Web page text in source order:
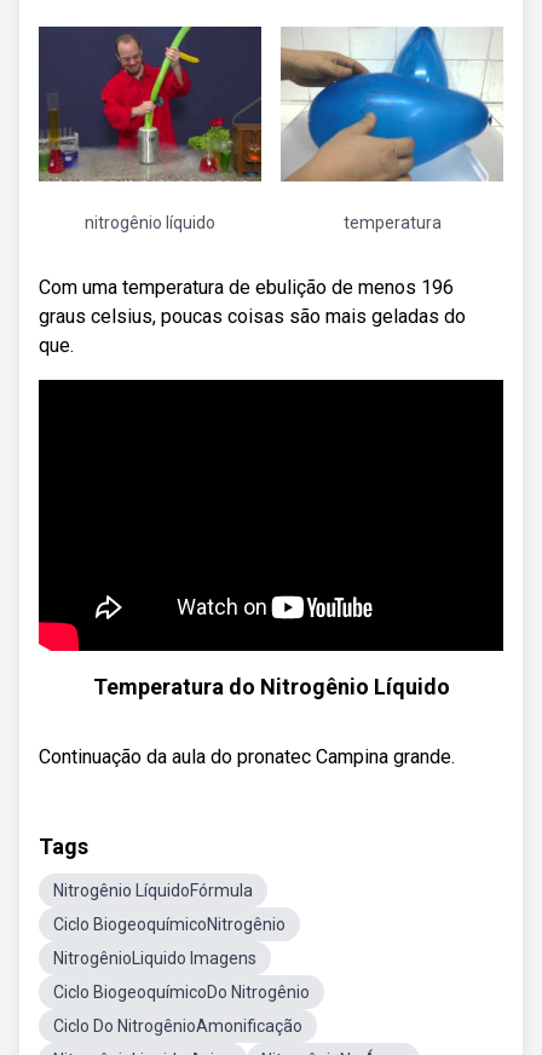
nitrogênio líquido temperatura
Com uma temperatura de ebulição de menos 196
graus celsius, poucas coisas são mais geladas do
que.
Temperatura do Nitrogênio Líquido
Continuação da aula do pronatec Campina grande.
Tags
Nitrogênio LíquidoFórmula
Ciclo BiogeoquímicoNitrogênio
NitrogênioLiquido Imagens
Ciclo BiogeoquímicoDo Nitrogênio
Ciclo Do NitrogênioAmonificação